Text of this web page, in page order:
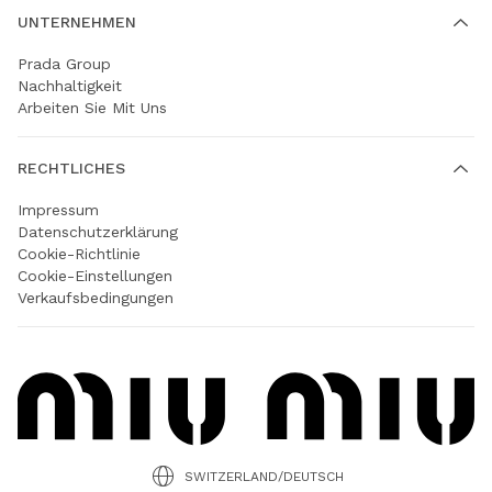
UNTERNEHMEN
Prada Group
Nachhaltigkeit
Arbeiten Sie Mit Uns
RECHTLICHES
Impressum
Datenschutzerklärung
Cookie-Richtlinie
Cookie-Einstellungen
Verkaufsbedingungen
SWITZERLAND/DEUTSCH